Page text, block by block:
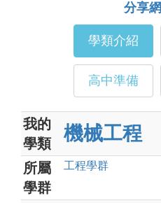
分享
學類介紹
高中準備
我的
學類
機械工程
所屬
學群
工程學群